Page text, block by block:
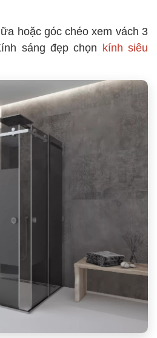
hoặc góc chéo xem vách 3
sáng đẹp chọn kính siêu